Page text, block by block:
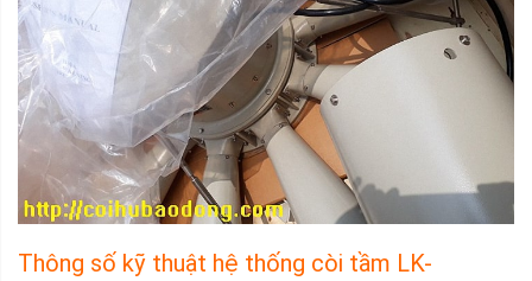
Thông số kỹ thuật hệ thống còi tầm LK-